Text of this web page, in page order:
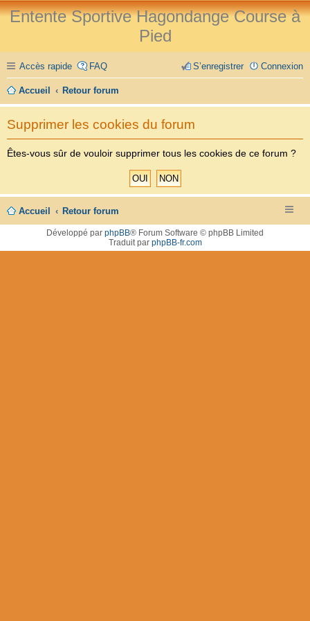
Entente Sportive Hagondange Course à
Pied
Accès rapide FAQ Connexion
S’enregistrer
Accueil Retour forum
Supprimer les cookies du forum
Êtes-vous sûr de vouloir supprimer tous les cookies de ce forum ?
Accueil Retour forum
Développé par phpBB® Forum Software © phpBB Limited
Traduit par phpBB-fr.com